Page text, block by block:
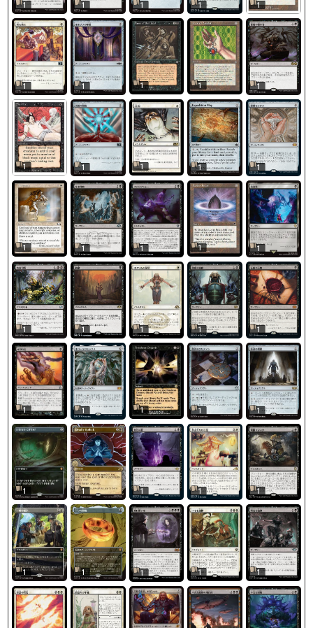
1 1 1 1 1
1 1 1 1 1
1 1 1 1 1
1 1 1 1 1
1 1 1 1 1
1 1 1 1 1
1 1 1 1 1
1 1 1 1 1